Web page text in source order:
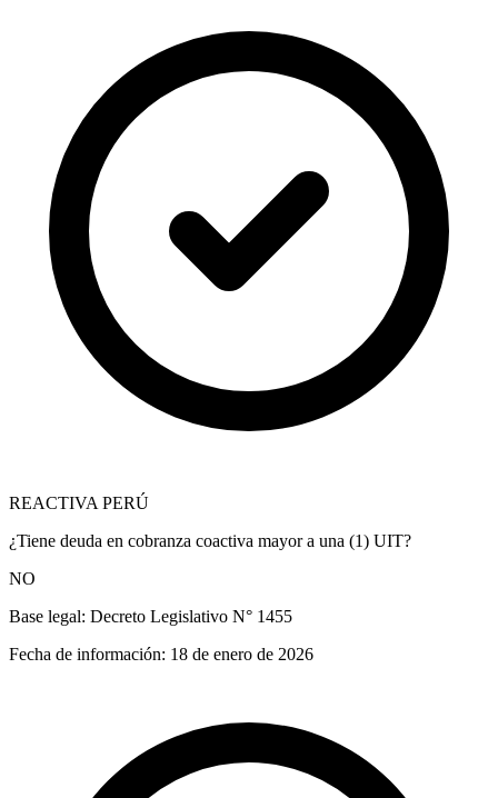
REACTIVA PERÚ
¿Tiene deuda en cobranza coactiva mayor a una (1) UIT?
NO
Base legal: Decreto Legislativo N° 1455
Fecha de información: 18 de enero de 2026